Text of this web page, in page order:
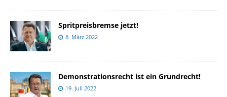
Spritpreisbremse jetzt!
8. März 2022
Demonstrationsrecht ist ein Grundrecht!
19. Juli 2022